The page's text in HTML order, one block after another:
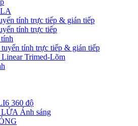
tính trực tiếp & gián tiếp
tính trực tiếp
tính trực tiếp & gián tiếp
Trimed-Lõm
360 độ
Ánh sáng